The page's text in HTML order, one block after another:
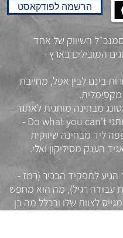
הרשמה לפודקאסט
השיווק של אחד
המובילים בארץ -
בינם לבין אפל, מחייבת
מקסימלית.
מבחינה מותגית לאתגר
הוא הרעיון המותגי Do what you can't -
ליד מבחינה שיווקית
הענק מסיליקון ואלי.
הגיע לתפקיד הבכיר (רמז -
עבודה רגיל), מה הוא מחפש
לצוות שלו ובכלל מה בן